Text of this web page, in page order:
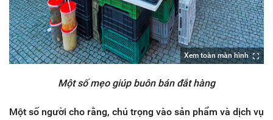
Xem toàn màn hình
Một số mẹo giúp buôn bán đắt hàng
Một số người cho rằng, chú trọng vào sản phẩm và dịch vụ